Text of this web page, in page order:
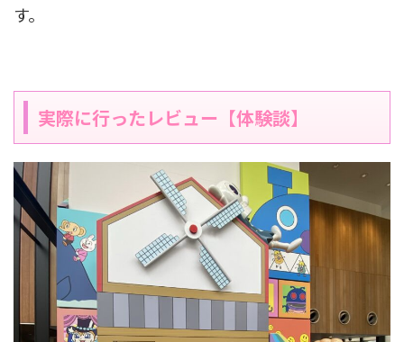
す。
実際に行ったレビュー【体験談】